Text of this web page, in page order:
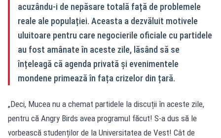
acuzându-i de nepăsare totală față de problemele
reale ale populației. Aceasta a dezvăluit motivele
uluitoare pentru care negocierile oficiale cu partidele
au fost amânate în aceste zile, lăsând să se
înțeleagă că agenda privată și evenimentele
mondene primează în fața crizelor din țară.
„Deci, Mucea nu a chemat partidele la discuții în aceste zile,
pentru că Angry Birds avea programul făcut! S-a dus să le
vorbească studenților de la Universitatea de Vest! Cât de